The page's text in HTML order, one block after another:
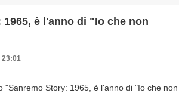
è l'anno di "Io che non
23:01